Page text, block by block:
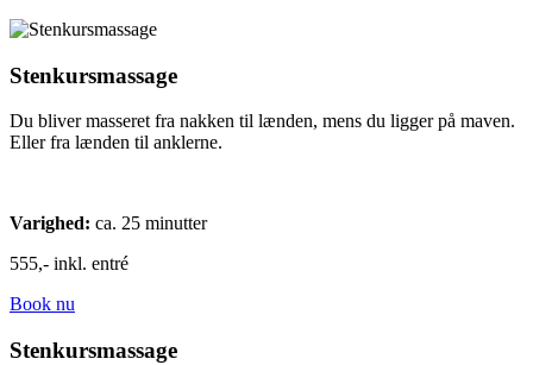
Stenkursmassage
Du bliver masseret fra nakken til lænden, mens du ligger på maven.
Eller fra lænden til anklerne.
Varighed: ca. 25 minutter
555,- inkl. entré
Book nu
Stenkursmassage